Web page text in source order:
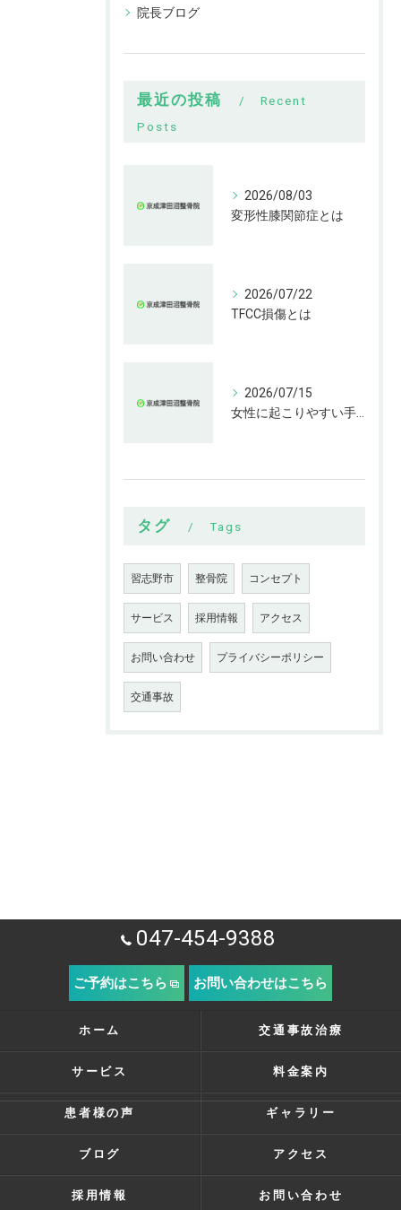
院長ブログ
最近の投稿
Recent
Posts
2026/08/03
変形性膝関節症とは
2026/07/22
TFCC損傷とは
2026/07/15
タグ Tags
習志野市 整骨院 コンセプト
サービス 採用情報 アクセス
お問い合わせ プライバシーポリシー
交通事故
047-454-9388
ご予約はこちら お問い合わせはこちら
ホーム 交通事故治療
サービス 料金案内
患者様の声 ギャラリー
ブログ アクセス
採用情報 お問い合わせ